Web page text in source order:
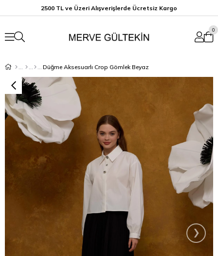
2500 TL ve Üzeri Alışverişlerde Ücretsiz Kargo
0
Düğme Aksesuarlı Crop Gömlek Beyaz
›